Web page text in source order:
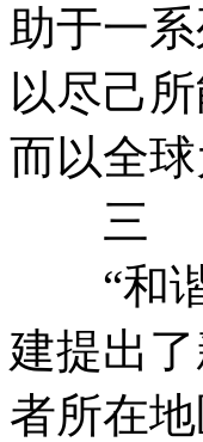
助于一
以尽己
而以全
三
“和谐
建提出
者所在